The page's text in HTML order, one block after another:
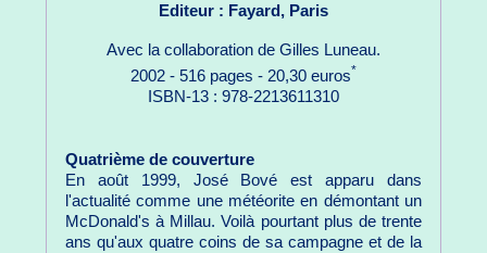
Editeur : Fayard, Paris
Avec la collaboration de Gilles Luneau.
2002 - 516 pages - 20,30 euros*
ISBN-13 : 978-2213611310
Quatrième de couverture
En août 1999, José Bové est apparu dans
l'actualité comme une météorite en démontant un
McDonald's à Millau. Voilà pourtant plus de trente
ans qu'aux quatre coins de sa campagne et de la